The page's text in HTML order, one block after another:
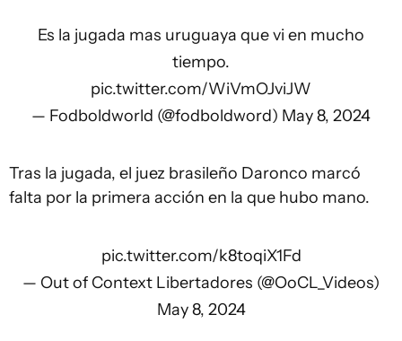
Es la jugada mas uruguaya que vi en mucho
tiempo.
pic.twitter.com/WiVmOJviJW
— Fodboldworld (@fodboldword) May 8, 2024
Tras la jugada, el juez brasileño Daronco marcó
falta por la primera acción en la que hubo mano.
pic.twitter.com/k8toqiX1Fd
— Out of Context Libertadores (@OoCL_Videos)
May 8, 2024